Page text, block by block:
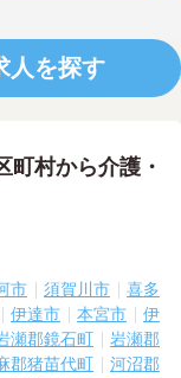
人を探す
町村から介護・
市 須賀川市
喜多
伊達市 本宮市
伊
瀬郡鏡石町
岩瀬郡
郡猪苗代町
河沼郡